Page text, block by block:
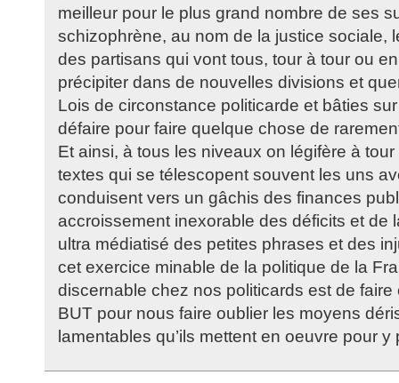
meilleur pour le plus grand nombre de ses
schizophrène, au nom de la justice sociale,
des partisans qui vont tous, tour à tour ou
précipiter dans de nouvelles divisions et
Lois de circonstance politicarde et bâties
défaire pour faire quelque chose de
Et ainsi, à tous les niveaux on légifère à
textes qui se télescopent souvent les uns
conduisent vers un gâchis des finances
accroissement inexorable des déficits et de
ultra médiatisé des petites phrases et des
cet exercice minable de la politique de la
discernable chez nos politicards est de faire
BUT pour nous faire oublier les moyens
lamentables qu’ils mettent en oeuvre pour y